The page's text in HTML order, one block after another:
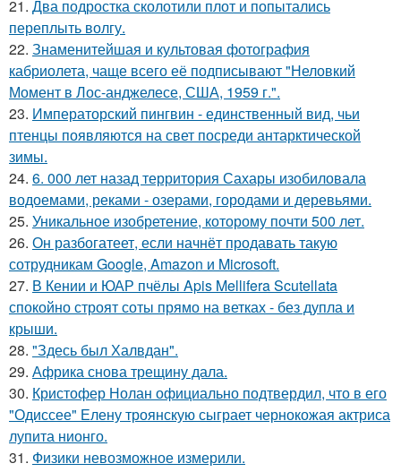
21. Два подростка сколотили плот и попытались
переплыть волгу.
22. Знаменитейшая и культовая фотография
кабриолета, чаще всего её подписывают "Неловкий
Момент в Лос-анджелесе, США, 1959 г.".
23. Императорский пингвин - единственный вид, чьи
птенцы появляются на свет посреди антарктической
зимы.
24. 6. 000 лет назад территория Сахары изобиловала
водоемами, реками - озерами, городами и деревьями.
25. Уникальное изобретение, которому почти 500 лет.
26. Он разбогатеет, если начнёт продавать такую
сотрудникам Google, Amazon и Microsoft.
27. В Кении и ЮАР пчёлы Apis Mellifera Scutellata
спокойно строят соты прямо на ветках - без дупла и
крыши.
28. "Здесь был Халвдан".
29. Африка снова трещину дала.
30. Кристофер Нолан официально подтвердил, что в его
"Одиссее" Елену троянскую сыграет чернокожая актриса
лупита нионго.
31. Физики невозможное измерили.